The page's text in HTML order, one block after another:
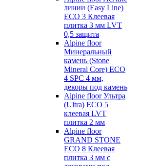
линии (Easy Line)
ECO 3 Клеевая
плитка 3 мм LVT
0,5 защита
Alpine floor
Минеральный
камень (Stone
Mineral Core) ECO
4 SPC 4 мм,
декоры под камень
Alpine floor Ультра
(Ultra) ECO 5
клеевая LVT
плитка 2 мм
Alpine floor
GRAND STONE
ECO 8 Клеевая
плитка 3 мм с